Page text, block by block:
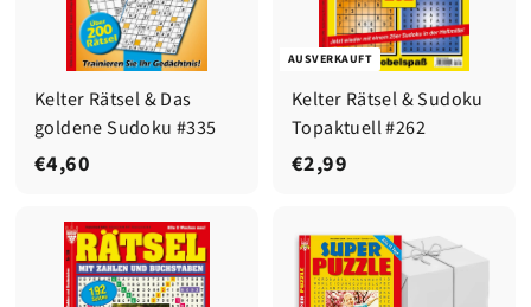
Kelter Rätsel & Das
goldene Sudoku #335
€4,60
,
6
0
AUSVERKAUFT
Kelter Rätsel & Sudoku
Topaktuell #262
€2,99
9
9